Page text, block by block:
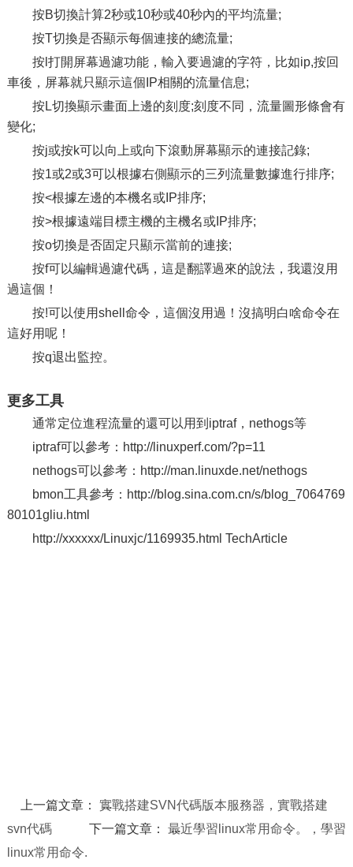
按B切換計算2秒或10秒或40秒內的平均流量;
按T切換是否顯示每個連接的總流量;
按l打開屏幕過濾功能，輸入要過濾的字符，比如ip,按回
車後，屏幕就只顯示這個IP相關的流量信息;
按L切換顯示畫面上邊的刻度;刻度不同，流量圖形條會有
變化;
按j或按k可以向上或向下滾動屏幕顯示的連接記錄;
按1或2或3可以根據右側顯示的三列流量數據進行排序;
按<根據左邊的本機名或IP排序;
按>根據遠端目標主機的主機名或IP排序;
按o切換是否固定只顯示當前的連接;
按f可以編輯過濾代碼，這是翻譯過來的說法，我還沒用
過這個！
按!可以使用shell命令，這個沒用過！沒搞明白啥命令在
這好用呢！
按q退出監控。
更多工具
通常定位進程流量的還可以用到iptraf，nethogs等
iptraf可以參考：http://linuxperf.com/?p=11
nethogs可以參考：http://man.linuxde.net/nethogs
bmon工具參考：http://blog.sina.com.cn/s/blog_7064769
80101gliu.html
http://xxxxxx/Linuxjc/1169935.html TechArticle
上一篇文章：實戰搭建SVN代碼版本服務器，實戰搭建
svn代碼
下一篇文章： 最近學習linux常用命令。，學習
linux常用命令.